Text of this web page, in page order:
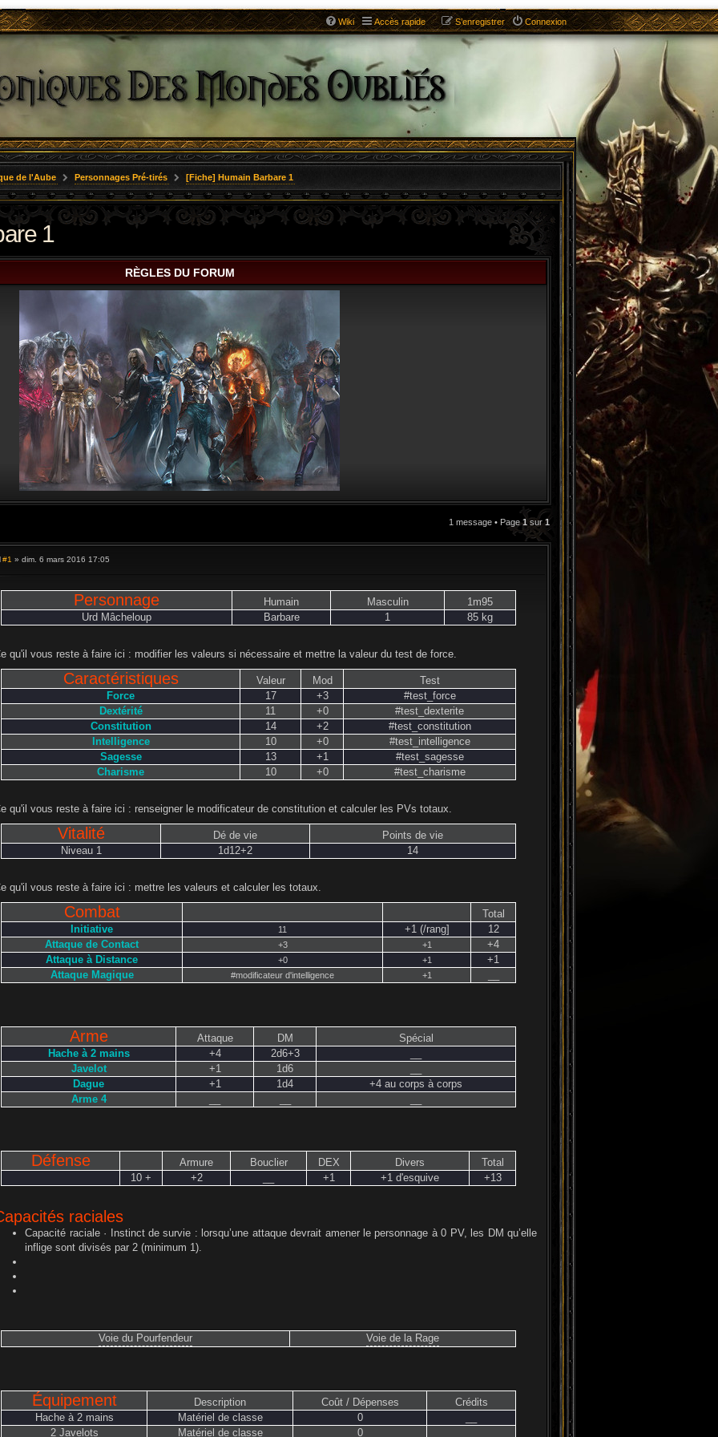
Wiki Accès rapide Connexion
S’enregistrer
de l'Aube Personnages Pré-tirés [Fiche] Humain Barbare 1
1
RÈGLES DU FORUM
1 message • Page1sur 1
CITATION
e
#1 » dim. 6 mars 2016 17:05
Personnage Humain Masculin
1m95
Urd Mâcheloup
Barbare 1 85 kg
qu'il vous reste à faire ici : modifier les valeurs si nécessaire et mettre la valeur du test de force.
Caractéristiques Valeur Mod
Test
Force
17 +3
#test_force
Dextérité
11 +0
#test_dexterite
Constitution
14 +2
#test_constitution
Intelligence
10 +0
#test_intelligence
Sagesse
13 +1
#test_sagesse
Charisme
10 +0 #test_charisme
qu'il vous reste à faire ici : renseigner le modificateur de constitution et calculer les PVs totaux.
Vitalité Dé de vie
Points de vie
Niveau 1
1d12+2 14
qu'il vous reste à faire ici : mettre les valeurs et calculer les totaux.
Combat
Total
Initiative
11 +1 (/rang]
12
Attaque de Contact
+3 +1
+4
Attaque à Distance
+0 +1
+1
Attaque Magique
#modificateur d'intelligence +1
Arme Attaque DM
Spécial
Hache à 2 mains
+4 2d6+3
Javelot
+1 1d6
Dague
+1 1d4
+4 au corps à corps
Arme 4
Défense Armure Bouclier DEX Divers
Total
10 +
+2 +1 +1 d'esquive +13
raciales
Capacité raciale · Instinct de survie : lorsqu’une attaque devrait amener le personnage à 0 PV, les DM qu’elle
inflige sont divisés par 2 (minimum 1).
Voie du Pourfendeur Voie de la Rage
Équipement Description Coût / Dépenses
Crédits
Hache à 2 mains
Matériel de classe 0
2 Javelots
Matériel de classe 0